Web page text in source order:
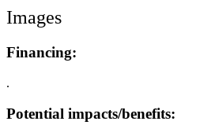
Images
Financing:
.
Potential impacts/benefits: